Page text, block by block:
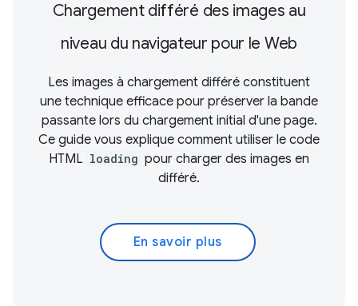
Chargement différé des images au
niveau du navigateur pour le Web
Les images à chargement différé constituent
une technique efficace pour préserver la bande
passante lors du chargement initial d'une page.
Ce guide vous explique comment utiliser le code
HTML loading pour charger des images en
différé.
En savoir plus